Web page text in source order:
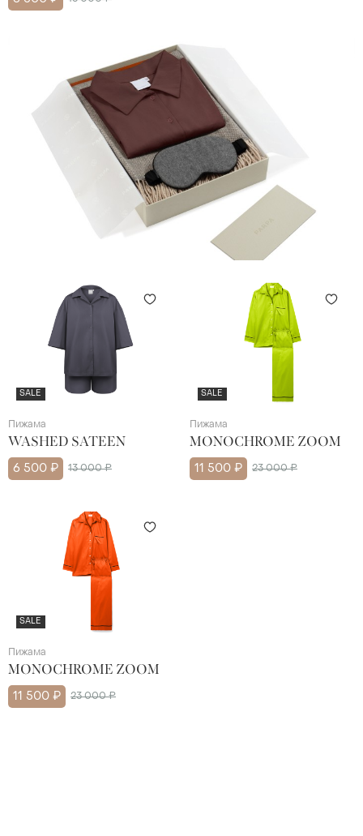
SALE
Пижама
WASHED SATEEN
6 500 ₽ 13 000 ₽
SALE
Пижама
MONOCHROME ZOOM
11 500 ₽ 23 000 ₽
SALE
Пижама
MONOCHROME ZOOM
11 500 ₽ 23 000 ₽